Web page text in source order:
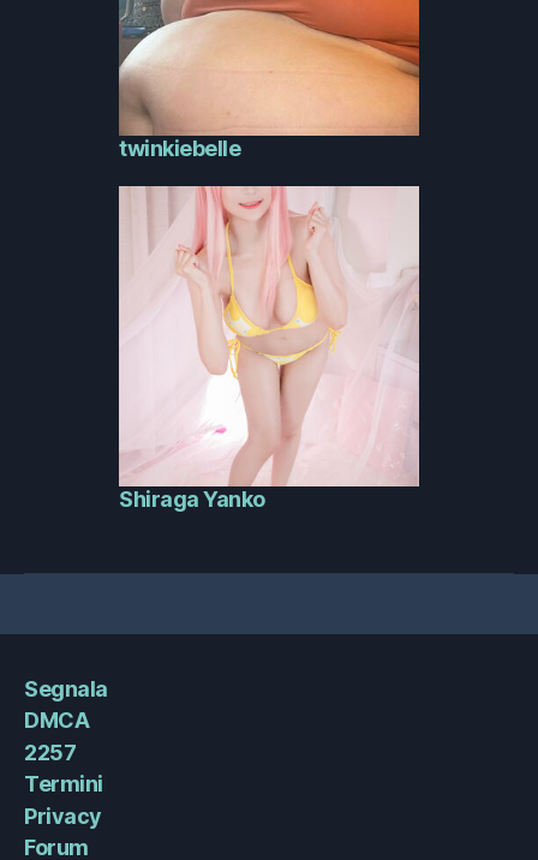
twinkiebelle
Shiraga Yanko
Segnala
DMCA
2257
Termini
Privacy
Forum